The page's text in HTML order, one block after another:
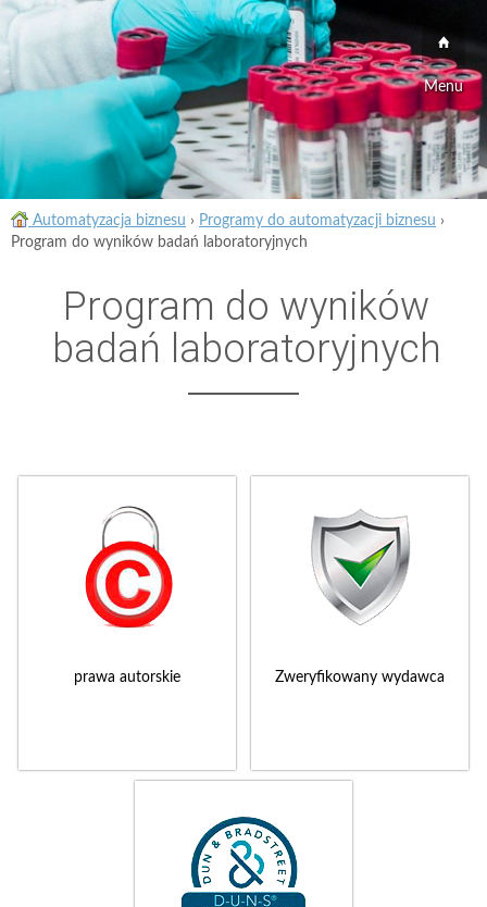
Menu
Automatyzacja biznesu › Programy do automatyzacji biznesu ›
Program do wyników badań laboratoryjnych
Program do wyników
badań laboratoryjnych
prawa autorskie Zweryfikowany wydawca